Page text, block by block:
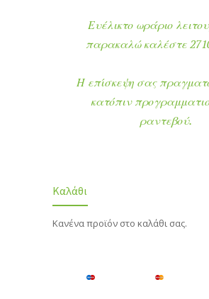
Ευέλικτο ωράριο
παρακαλώ καλέστε
Η επίσκεψη σας
κατόπιν
ραντεβού.
Καλάθι
Κανένα προϊόν στο καλάθι σας.